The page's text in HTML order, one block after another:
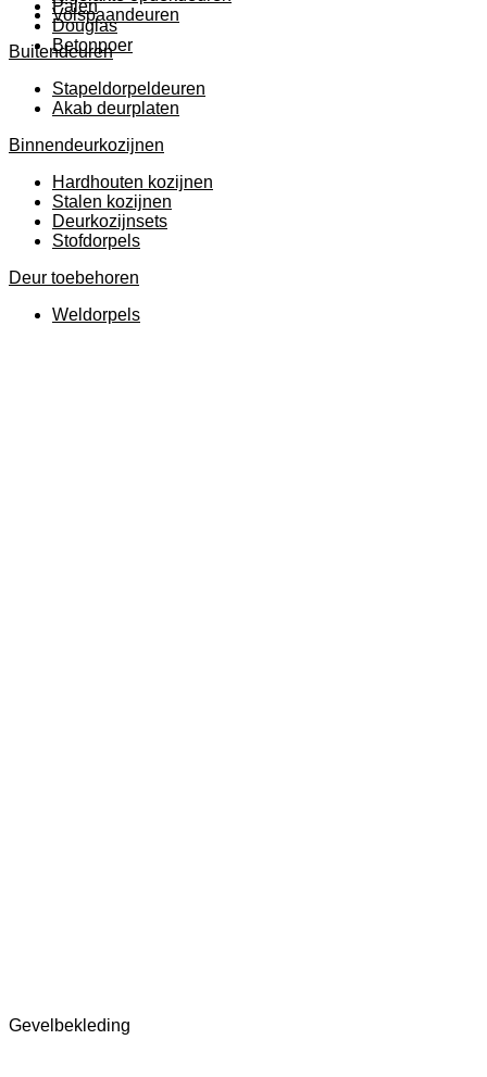
Palen
Douglas
Betonpoer
Volspaandeuren
Buitendeuren
Stapeldorpeldeuren
Akab deurplaten
Binnendeurkozijnen
Hardhouten kozijnen
Stalen kozijnen
Deurkozijnsets
Stofdorpels
Deur toebehoren
Weldorpels
Gevelbekleding